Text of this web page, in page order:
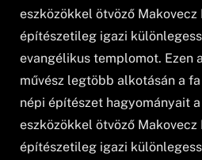
eszközökkel ötvöző Makovecz
építészetileg igazi
evangélikus templomot. Ezen
művész legtöbb alkotásán a
népi építészet hagyományait
eszközökkel ötvöző Makovecz
építészetileg igazi